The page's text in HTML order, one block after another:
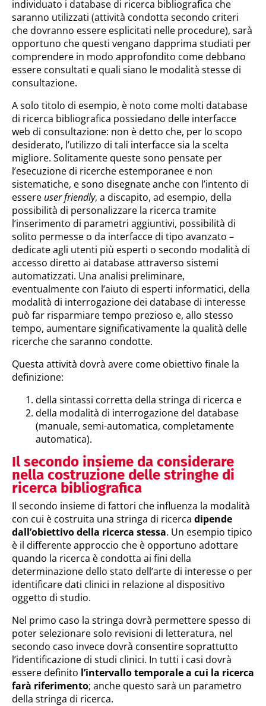
individuato i database di ricerca bibliografica che
saranno utilizzati (attività condotta secondo criteri
che dovranno essere esplicitati nelle procedure), sarà
opportuno che questi vengano dapprima studiati per
comprendere in modo approfondito come debbano
essere consultati e quali siano le modalità stesse di
consultazione.
A solo titolo di esempio, è noto come molti database
di ricerca bibliografica possiedano delle interfacce
web di consultazione: non è detto che, per lo scopo
desiderato, l’utilizzo di tali interfacce sia la scelta
migliore. Solitamente queste sono pensate per
l’esecuzione di ricerche estemporanee e non
sistematiche, e sono disegnate anche con l’intento di
essere user friendly, a discapito, ad esempio, della
possibilità di personalizzare la ricerca tramite
l’inserimento di parametri aggiuntivi, possibilità di
solito permesse o da interfacce di tipo avanzato –
dedicate agli utenti più esperti o secondo modalità di
accesso diretto ai database attraverso sistemi
automatizzati. Una analisi preliminare,
eventualmente con l’aiuto di esperti informatici, della
modalità di interrogazione dei database di interesse
può far risparmiare tempo prezioso e, allo stesso
tempo, aumentare significativamente la qualità delle
ricerche che saranno condotte.
Questa attività dovrà avere come obiettivo finale la
definizione:
della sintassi corretta della stringa di ricerca e
della modalità di interrogazione del database
(manuale, semi-automatica, completamente
automatica).
Il secondo insieme da considerare
nella costruzione delle stringhe di
ricerca bibliografica
Il secondo insieme di fattori che influenza la modalità
con cui è costruita una stringa di ricerca dipende
dall’obiettivo della ricerca stessa. Un esempio tipico
è il differente approccio che è opportuno adottare
quando la ricerca è condotta ai fini della
determinazione dello stato dell’arte di interesse o per
identificare dati clinici in relazione al dispositivo
oggetto di studio.
Nel primo caso la stringa dovrà permettere spesso di
poter selezionare solo revisioni di letteratura, nel
secondo caso invece dovrà consentire soprattutto
l’identificazione di studi clinici. In tutti i casi dovrà
essere definito l’intervallo temporale a cui la ricerca
farà riferimento; anche questo sarà un parametro
della stringa di ricerca.